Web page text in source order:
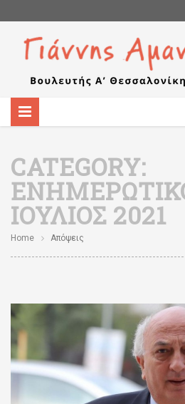
CATEGORY:
ΙΟΎΛΙΟΣ 2021
Home Απόψεις